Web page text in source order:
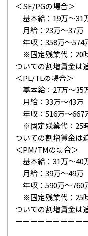
＜SE/PGの場合＞
基本給：19万～31
月給：23万～37万
年収：358万～574
※固定残業代：20
ついての割増賃金は
＜PL/TLの場合＞
基本給：27万～35
月給：33万～43万
年収：516万～667
※固定残業代：25
ついての割増賃金は
＜PM/TMの場合＞
基本給：31万～40
月給：39万～49万
年収：590万～760
※固定残業代：25
ついての割増賃金は
ーーーーーーーーー